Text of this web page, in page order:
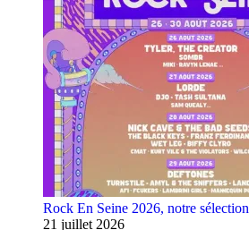
Rock En Seine 2026, notre sélection
21 juillet 2026